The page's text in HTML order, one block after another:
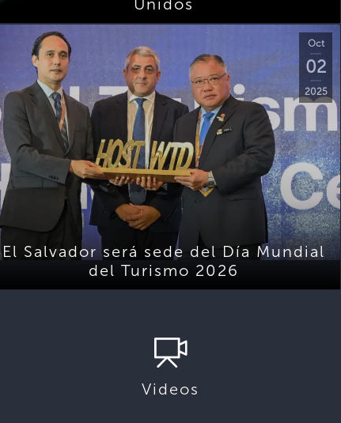
Oct
02
2025
El Salvador será sede del Día Mundial
del Turismo 2026
Videos